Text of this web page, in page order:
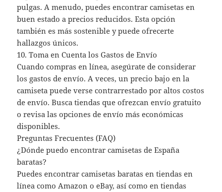
pulgas. A menudo, puedes encontrar camisetas en
buen estado a precios reducidos. Esta opción
también es más sostenible y puede ofrecerte
hallazgos únicos.
10. Toma en Cuenta los Gastos de Envío
Cuando compras en línea, asegúrate de considerar
los gastos de envío. A veces, un precio bajo en la
camiseta puede verse contrarrestado por altos costos
de envío. Busca tiendas que ofrezcan envío gratuito
o revisa las opciones de envío más económicas
disponibles.
Preguntas Frecuentes (FAQ)
¿Dónde puedo encontrar camisetas de España
baratas?
Puedes encontrar camisetas baratas en tiendas en
línea como Amazon o eBay, así como en tiendas